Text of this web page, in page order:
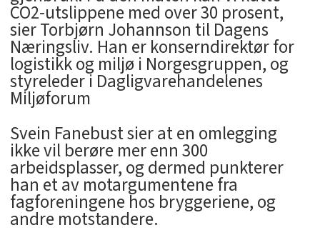
CO2-utslippene med over 30 prosent,
sier Torbjørn Johannson til Dagens
Næringsliv. Han er konserndirektør for
logistikk og miljø i Norgesgruppen, og
styreleder i Dagligvarehandelenes
Miljøforum
Svein Fanebust sier at en omlegging
ikke vil berøre mer enn 300
arbeidsplasser, og dermed punkterer
han et av motargumentene fra
fagforeningene hos bryggeriene, og
andre motstandere.